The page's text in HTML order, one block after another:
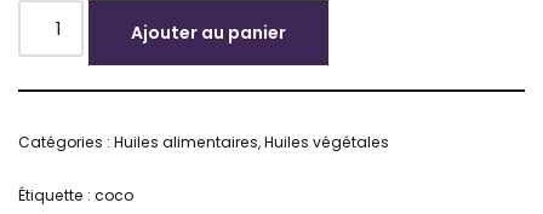
Ajouter au panier
Catégories : Huiles alimentaires,Huiles végétales
Étiquette : coco